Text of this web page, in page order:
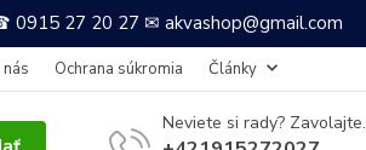
0915 27 20 27 ✉ akvashop@gmail.com
nás Ochrana súkromia Články
Neviete si rady? Zavolajte.